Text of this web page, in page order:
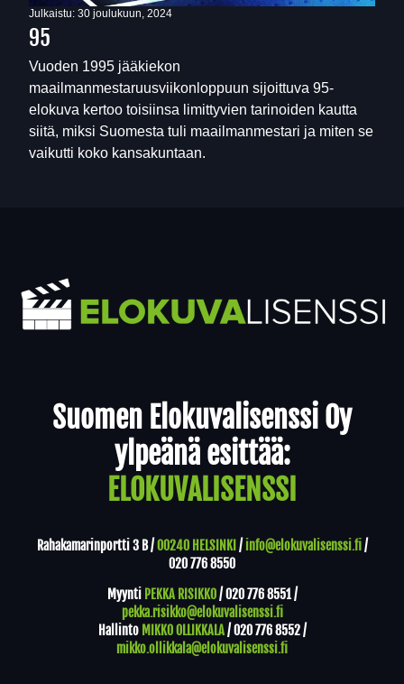
Julkaistu: 30 joulukuun, 2024
95
Vuoden 1995 jääkiekon
maailmanmestaruusviikonloppuun sijoittuva 95-
elokuva kertoo toisiinsa limittyvien tarinoiden kautta
siitä, miksi Suomesta tuli maailmanmestari ja miten se
vaikutti koko kansakuntaan.
Suomen Elokuvalisenssi Oy
ylpeänä esittää:
ELOKUVALISENSSI
Rahakamarinportti 3 B /00240 HELSINKI / info@elokuvalisenssi.fi/
020 776 8550
Myynti PEKKA RISIKKO/020 776 8551/
pekka.risikko@elokuvalisenssi.fi
Hallinto MIKKO OLLIKKALA/020 776 8552/
mikko.ollikkala@elokuvalisenssi.fi